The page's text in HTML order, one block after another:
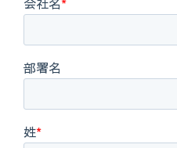
https://msrc.microsoft.com/
https://msrc.microsoft.com/
2025-47971
https://msrc.microsoft.com/
2025-49689